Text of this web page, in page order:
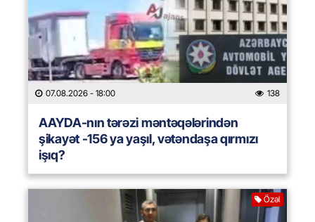
07.08.2026 - 18:00 138
AAYDA-nın tərəzi məntəqələrindən
şikayət -156 ya yaşıl, vətəndaşa qırmızı
işıq?
Özəl